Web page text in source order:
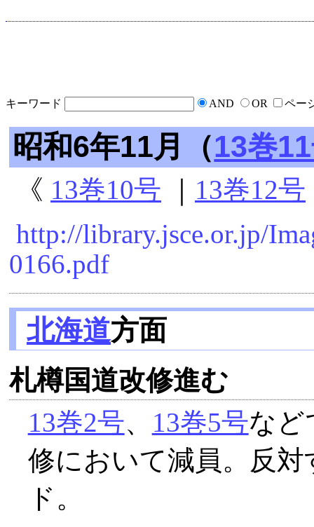
キーワード AND OR ペー
昭和6年11月（13巻
《 13巻10号 13巻12号
http://library.jsce.or.jp/
0166.pdf
北海道方面
札樽国道改修進む
13巻2号、 13巻5号など
修において減員。反
ド。